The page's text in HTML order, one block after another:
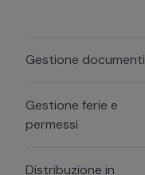
Gestione documenti
Gestione ferie e
permessi
Distribuzione in